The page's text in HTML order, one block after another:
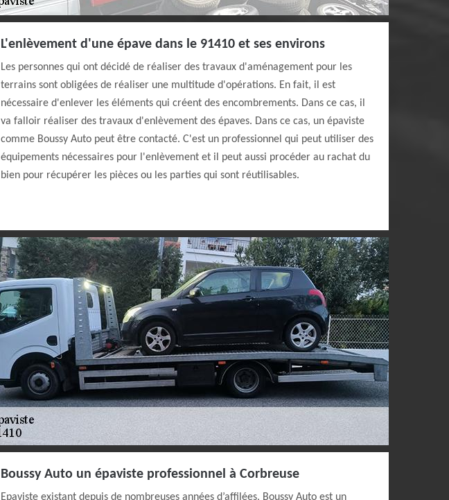
L'enlèvement d'une épave dans le 91410 et ses environs
Les personnes qui ont décidé de réaliser des travaux d'aménagement pour les
terrains sont obligées de réaliser une multitude d'opérations. En fait, il est
nécessaire d'enlever les éléments qui créent des encombrements. Dans ce cas, il
va falloir réaliser des travaux d'enlèvement des épaves. Dans ce cas, un épaviste
comme Boussy Auto peut être contacté. C'est un professionnel qui peut utiliser des
équipements nécessaires pour l'enlèvement et il peut aussi procéder au rachat du
bien pour récupérer les pièces ou les parties qui sont réutilisables.
Boussy Auto un épaviste professionnel à Corbreuse
Epaviste existant depuis de nombreuses années d’affilées, Boussy Auto est un